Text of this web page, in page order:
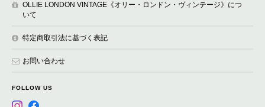
OLLIE LONDON VINTAGE《オリー・ロンドン・ヴィンテージ》につ
いて
特定商取引法に基づく表記
お問い合わせ
FOLLOW US